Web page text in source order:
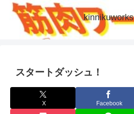
kinnikuworks
スタートダッシュ！
X Facebook